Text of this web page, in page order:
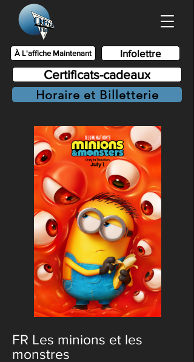
Infolettre
Certificats-cadeaux
Horaire et Billetterie
À L'affiche Maintenant
FR Les minions et les
monstres